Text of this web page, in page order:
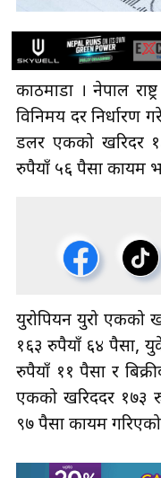
काठमाडौँ । नेपाल
विनिमय दर निर्धारण
डलर एकको खरिदर
रुपैयाँ ५६ पैसा कायम
युरोपियन युरो एकको
१६३ रुपैयाँ ६४ पैसा,
रुपैयाँ ११ पैसा र
एकको खरिददर १७३
९७ पैसा कायम